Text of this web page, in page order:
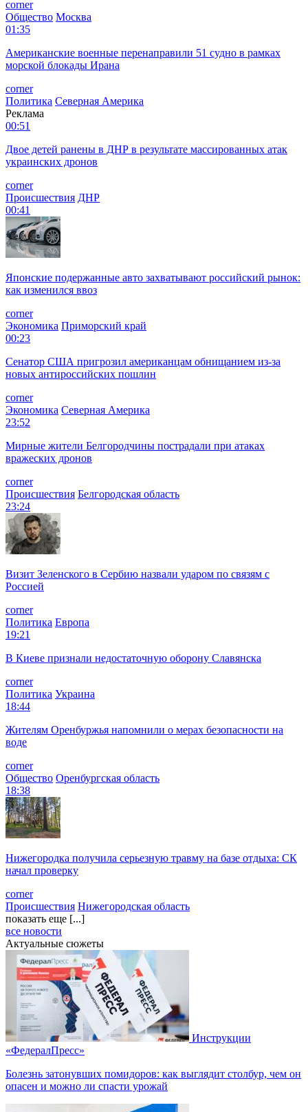
corner
Общество Москва
01:35
Американские военные перенаправили 51 судно в рамках
морской блокады Ирана
corner
Политика Северная Америка
Реклама
00:51
Двое детей ранены в ДНР в результате массированных атак
украинских дронов
corner
Происшествия ДНР
00:41
Японские подержанные авто захватывают российский рынок:
как изменился ввоз
corner
Экономика Приморский край
00:23
Сенатор США пригрозил американцам обнищанием из-за
новых антироссийских пошлин
corner
Экономика Северная Америка
23:52
Мирные жители Белгородчины пострадали при атаках
вражеских дронов
corner
Происшествия Белгородская область
23:24
Визит Зеленского в Сербию назвали ударом по связям с
Россией
corner
Политика Европа
19:21
В Киеве признали недостаточную оборону Славянска
corner
Политика Украина
18:44
Жителям Оренбуржья напомнили о мерах безопасности на
воде
corner
Общество Оренбургская область
18:38
Нижегородка получила серьезную травму на базе отдыха: СК
начал проверку
corner
Происшествия Нижегородская область
показать еще [...]
все новости
Актуальные сюжеты
Инструкции
«ФедералПресс»
Болезнь затонувших помидоров: как выглядит столбур, чем он
опасен и можно ли спасти урожай